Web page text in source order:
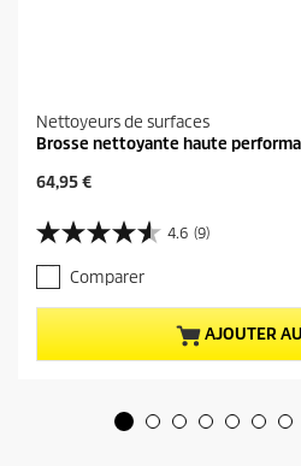
Nettoyeurs de surfaces
Brosse nettoyante haute
P
i
x
a
c
t
u
64,95 €
4.6 (9)
4
.
6
s
r
Comparer
AJOUTER